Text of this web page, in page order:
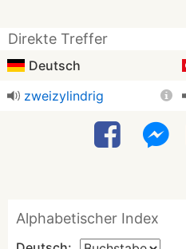
Direkte Treffer
Deutsch
zweizylindrig
Alphabetischer Index